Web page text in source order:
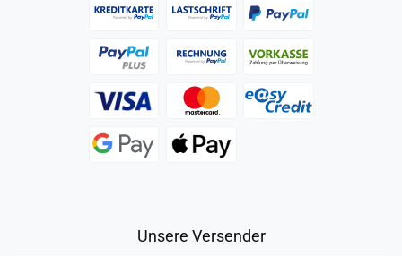
Unsere Versender